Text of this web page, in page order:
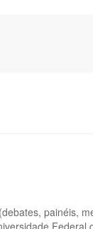
painéis,
Federal